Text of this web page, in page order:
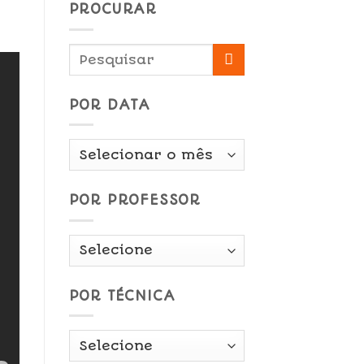
PROCURAR
POR DATA
Por
POR PROFESSOR
POR TÉCNICA